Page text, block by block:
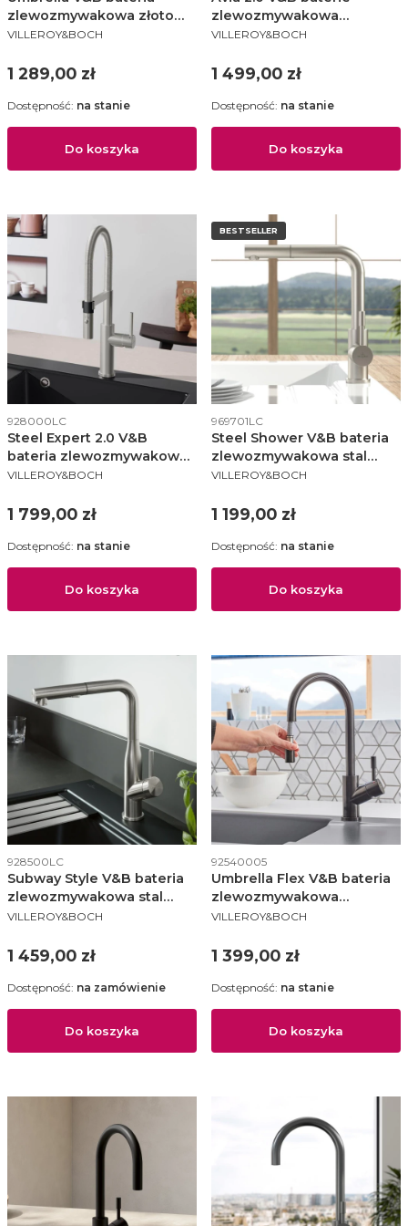
zlewozmywakowa złoto
szczotkowane - 92530003
PRODUCENT
VILLEROY&BOCH
Cena
1 289,00 zł
Do koszyka
Dostępność: na stanie
zlewozmywakowa
niskociśnieniowa stal
PRODUCENT
VILLEROY&BOCH
Cena
1 499,00 zł
Do koszyka
Dostępność: na stanie
Kod produktu
928000LC
Steel Expert 2.0 V&B
bateria zlewozmywakowa
stal szczotkowana
PRODUCENT
VILLEROY&BOCH
Cena
1 799,00 zł
Do koszyka
Dostępność: na stanie
BESTSELLER
Kod produktu
969701LC
Steel Shower V&B bateria
zlewozmywakowa stal
szczotkowana - 9697 01
PRODUCENT
VILLEROY&BOCH
Cena
1 199,00 zł
Do koszyka
Dostępność: na stanie
Kod produktu
928500LC
Subway Style V&B bateria
zlewozmywakowa stal
szczotkowana - 928500LC
PRODUCENT
VILLEROY&BOCH
Cena
1 459,00 zł
Do koszyka
Dostępność: na zamówienie
Kod produktu
92540005
Umbrella Flex V&B bateria
zlewozmywakowa
wyciągana wylewka
PRODUCENT
VILLEROY&BOCH
Cena
1 399,00 zł
Do koszyka
Dostępność: na stanie